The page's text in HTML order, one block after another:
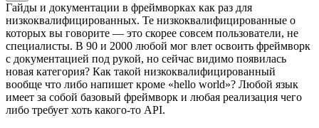
Гайды и документации в фреймворках как раз для
низкоквалифицированных. Те низкоквалифицированные о
которых вы говорите — это скорее совсем пользователи, не
специалисты. В 90 и 2000 любой мог влет освоить фреймворк
с документацией под рукой, но сейчас видимо появилась
новая категория? Как такой низкоквалифицированный
вообще что либо напишет кроме «hello world»? Любой язык
имеет за собой базовый фреймворк и любая реализация чего
либо требует хоть какого-то API.